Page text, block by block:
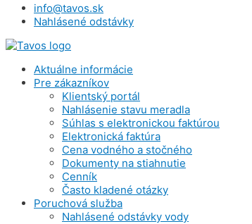
info@tavos.sk
Nahlásené odstávky
Aktuálne informácie
Pre zákazníkov
Klientský portál
Nahlásenie stavu meradla
Súhlas s elektronickou faktúrou
Elektronická faktúra
Cena vodného a stočného
Dokumenty na stiahnutie
Cenník
Často kladené otázky
Poruchová služba
Nahlásené odstávky vody